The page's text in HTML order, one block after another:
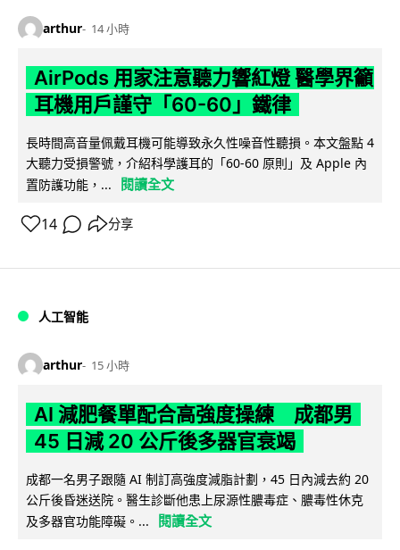
arthur 14 小時
AirPods 用家注意聽力響紅燈 醫學界籲
耳機用戶謹守「60-60」鐵律
長時間高音量佩戴耳機可能導致永久性噪音性聽損。本文盤點 4
大聽力受損警號，介紹科學護耳的「60-60 原則」及 Apple 內
置防護功能，...
閱讀全文
14 分享
人工智能
arthur 15 小時
AI 減肥餐單配合高強度操練 成都男
45 日減 20 公斤後多器官衰竭
成都一名男子跟隨 AI 制訂高強度減脂計劃，45 日內減去約 20
公斤後昏迷送院。醫生診斷他患上尿源性膿毒症、膿毒性休克
及多器官功能障礙。...
閱讀全文